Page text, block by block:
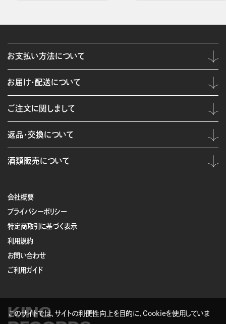
会社概要
プライバシーポリシー
特定商取引に基づく表示
利用規約
お問い合わせ
ご利用ガイド
KING
お支払い方法について
お届け・配送について
ご注文に関しまして
返品・交換について
酒類販売について
このサイトでは、サイトの利便性向上を目的に、Cookieを使用していま